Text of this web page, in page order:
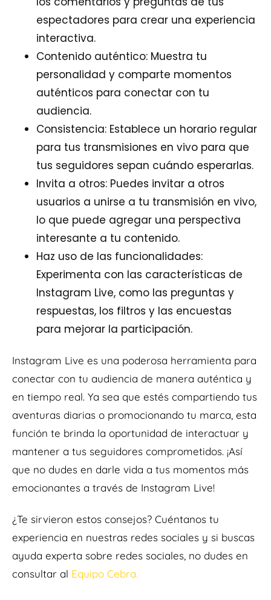
espectadores para crear una experiencia
interactiva.
Contenido auténtico: Muestra tu
personalidad y comparte momentos
auténticos para conectar con tu
audiencia.
Consistencia: Establece un horario regular
para tus transmisiones en vivo para que
tus seguidores sepan cuándo esperarlas.
Invita a otros: Puedes invitar a otros
usuarios a unirse a tu transmisión en vivo,
lo que puede agregar una perspectiva
interesante a tu contenido.
Haz uso de las funcionalidades:
Experimenta con las características de
Instagram Live, como las preguntas y
respuestas, los filtros y las encuestas
para mejorar la participación.
Instagram Live es una poderosa herramienta para
conectar con tu audiencia de manera auténtica y
en tiempo real. Ya sea que estés compartiendo tus
aventuras diarias o promocionando tu marca, esta
función te brinda la oportunidad de interactuar y
mantener a tus seguidores comprometidos. ¡Así
que no dudes en darle vida a tus momentos más
emocionantes a través de Instagram Live!
¿Te sirvieron estos consejos? Cuéntanos tu
experiencia en nuestras redes sociales y si buscas
ayuda experta sobre redes sociales, no dudes en
consultar al Equipo Cebra.